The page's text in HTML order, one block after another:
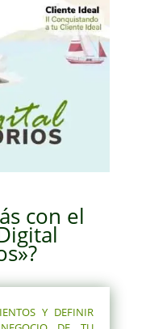
con el
y definir